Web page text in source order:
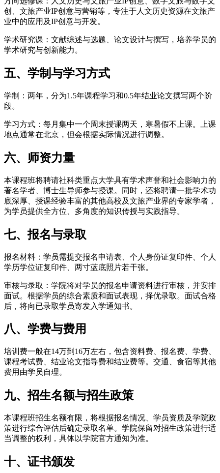
创、文旅产业IP创意与营销等，专注于人文历史资源在文旅产
业中的应用及IP创意与开发。
学术研究课：文献综述与选题、论文设计与撰写，培养学员的
学术研究与创新能力。
五、学制与学习方式
学制：两年，分为1.5年课程学习和0.5年结业论文撰写两个阶
段。
学习方式：每月集中一个周末授课两天，寒暑假不上课。上课
地点通常在北京，但会根据实际情况进行调整。
六、师资力量
本课程班将聘请社科类重点大学具有学术声誉和社会影响力的
著名学者、博士生导师参与授课。同时，还将聘请一批学术功
底深厚、授课经验丰富的其他高校及文旅产业界的专家学者，
为学员提供全方位、多角度的知识传授与实践指导。
七、报名与录取
报名材料：学员需提交报名申请表、个人身份证复印件、个人
学历学位证复印件、两寸蓝底照片若干张。
审核与录取：学院将对学员的报名申请资料进行审核，并安排
面试。根据学员的综合素质和面试表现，择优录取。面试合格
后，将向已录取学员寄发入学通知书。
八、学费与费用
培训费一般在14万到16万左右，包含资料费、报名费、学费、
课程考试费、结业论文指导费和结业费等。交通、食宿等其他
费用由学员自理。
九、招生名额与招生政策
本课程班招生名额有限，将根据报名情况、学员资质及学院政
策进行综合评估后确定录取名单。学院保留对招生政策进行适
当调整的权利，具体以学院官方通知为准。
十、证书颁发